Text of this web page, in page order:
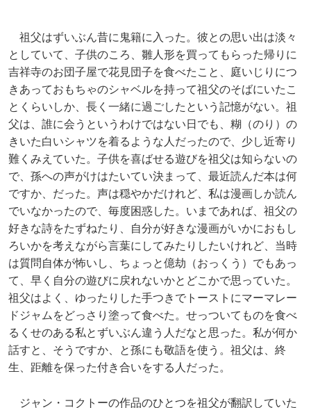
祖父はずいぶん昔に鬼籍に入った。彼との思い出は淡々
としていて、子供のころ、雛人形を買ってもらった帰りに
吉祥寺のお団子屋で花見団子を食べたこと、庭いじりにつ
きあっておもちゃのシャベルを持って祖父のそばにいたこ
とくらいしか、長く一緒に過ごしたという記憶がない。祖
父は、誰に会うというわけではない日でも、糊（のり）の
きいた白いシャツを着るような人だったので、少し近寄り
難くみえていた。子供を喜ばせる遊びを祖父は知らないの
で、孫への声がけはたいてい決まって、最近読んだ本は何
ですか、だった。声は穏やかだけれど、私は漫画しか読ん
でいなかったので、毎度困惑した。いまであれば、祖父の
好きな詩をたずねたり、自分が好きな漫画がいかにおもし
ろいかを考えながら言葉にしてみたりしたいけれど、当時
は質問自体が怖いし、ちょっと億劫（おっくう）でもあっ
て、早く自分の遊びに戻れないかとどこかで思っていた。
祖父はよく、ゆったりした手つきでトーストにマーマレー
ドジャムをどっさり塗って食べた。せっついてものを食べ
るくせのある私とずいぶん違う人だなと思った。私が何か
話すと、そうですか、と孫にも敬語を使う。祖父は、終
生、距離を保った付き合いをする人だった。
ジャン・コクトーの作品のひとつを祖父が翻訳していた